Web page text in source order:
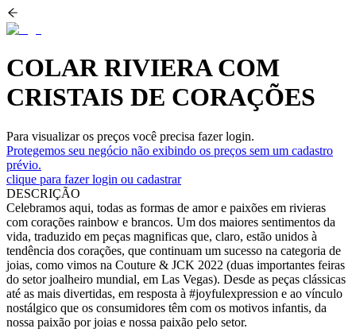
COLAR RIVIERA COM
CRISTAIS DE CORAÇÕES
Para visualizar os preços você precisa fazer login.
Protegemos seu negócio não exibindo os preços sem um cadastro
prévio.
clique para fazer login ou cadastrar
DESCRIÇÃO
Celebramos aqui, todas as formas de amor e paixões em rivieras
com corações rainbow e brancos. Um dos maiores sentimentos da
vida, traduzido em peças magnificas que, claro, estão unidos à
tendência dos corações, que continuam um sucesso na categoria de
joias, como vimos na Couture & JCK 2022 (duas importantes feiras
do setor joalheiro mundial, em Las Vegas). Desde as peças clássicas
até as mais divertidas, em resposta à #joyfulexpression e ao vínculo
nostálgico que os consumidores têm com os motivos infantis, da
nossa paixão por joias e nossa paixão pelo setor.